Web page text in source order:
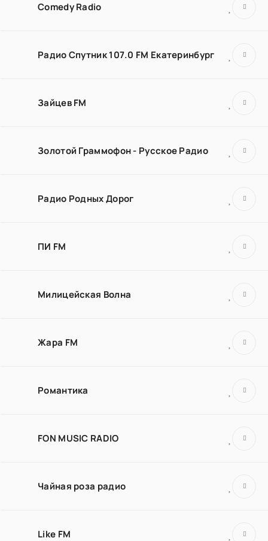
Comedy Radio
Радио Спутник 107.0 FM Екатеринбург
Зайцев FM
Золотой Граммофон - Русское Радио
Радио Родных Дорог
ПИ FM
Милицейская Волна
Жара FM
Романтика
FON MUSIC RADIO
Чайная роза радио
Like FM